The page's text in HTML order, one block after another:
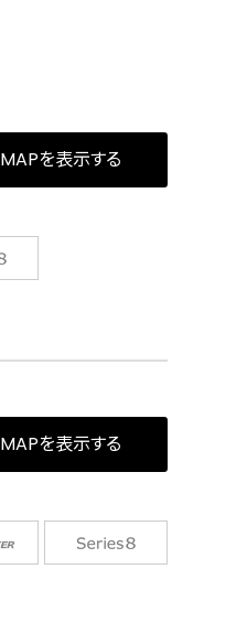
MAPを表示する
MAPを表示する